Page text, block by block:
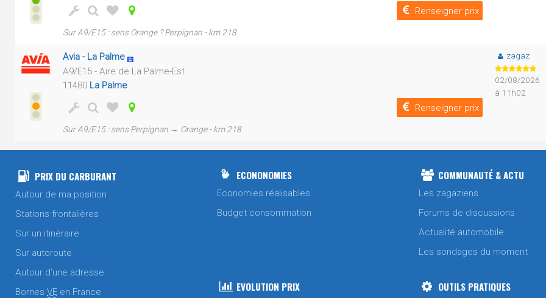
Renseigner prix
Sur A9/E15 : sens Orange ? Perpignan - km 218
Avia - La Palme
A9/E15 - Aire de La Palme-Est
11480 La Palme
Renseigner prix
Sur A9/E15 : sens Perpignan → Orange - km 218
zagaz
02/08/2026
à 11h02
PRIX DU CARBURANT
Autour de ma position
Stations frontalières
Sur un itinéraire
Sur autoroute
Autour d'une adresse
Bornes VE en France
ECONONOMIES
Economies réalisables
Budget consommation
COMMUNAUTÉ & ACTU
Les zagaziens
Forums de discussions
Actualité automobile
Les sondages du moment
EVOLUTION PRIX OUTILS PRATIQUES